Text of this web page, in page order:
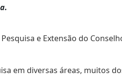
e Extensão do
em diversas áreas, muitos